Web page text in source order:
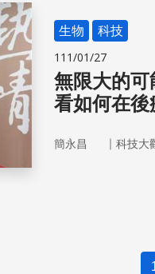
生物 科技
111/01/27
無限大的
看如何在
簡永昌 ｜ 科技大